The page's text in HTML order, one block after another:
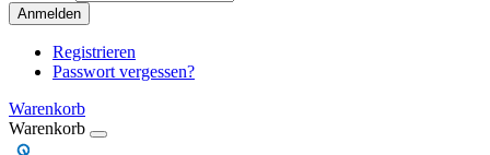
Anmelden
Registrieren
Passwort vergessen?
Warenkorb
Warenkorb